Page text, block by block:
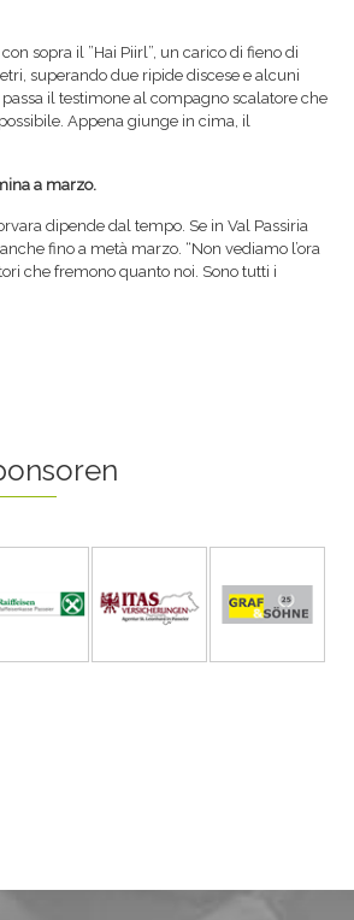
sopra il ”Hai Piirl”, un carico di fieno di
superando due ripide discese e alcuni
il testimone al compagno scalatore che
Appena giunge in cima, il
a marzo.
dipende dal tempo. Se in Val Passiria
fino a metà marzo. “Non vediamo l’ora
che fremono quanto noi. Sono tutti i